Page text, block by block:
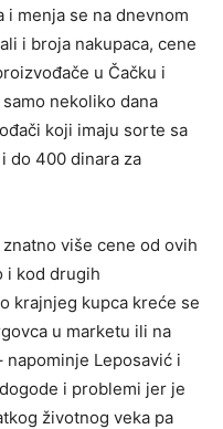
menja se na dnevnom
i broja nakupaca, cene
u Čačku i
nekoliko dana
koji imaju sorte sa
do 400 dinara za
više cene od ovih
i kod drugih
krajnjeg kupca kreće se
u marketu ili na
napominje Leposavić i
i problemi jer je
životnog veka pa